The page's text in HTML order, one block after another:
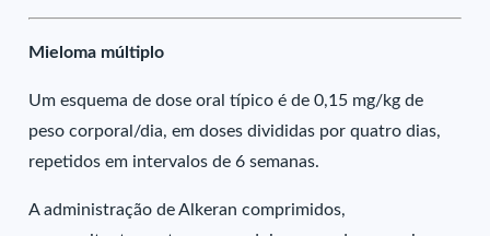
Mieloma múltiplo
Um esquema de dose oral típico é de 0,15 mg/kg de
peso corporal/dia, em doses divididas por quatro dias,
repetidos em intervalos de 6 semanas.
A administração de Alkeran comprimidos,